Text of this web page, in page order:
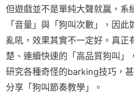
但遊戲並不是單純大聲就贏，系
「音量」與「狗叫次數」，因
亂吼，效果其實不一定好。真正
楚、連續快速的「高品質狗叫」
研究各種奇怪的barking技巧，
分享「狗叫節奏教學」。